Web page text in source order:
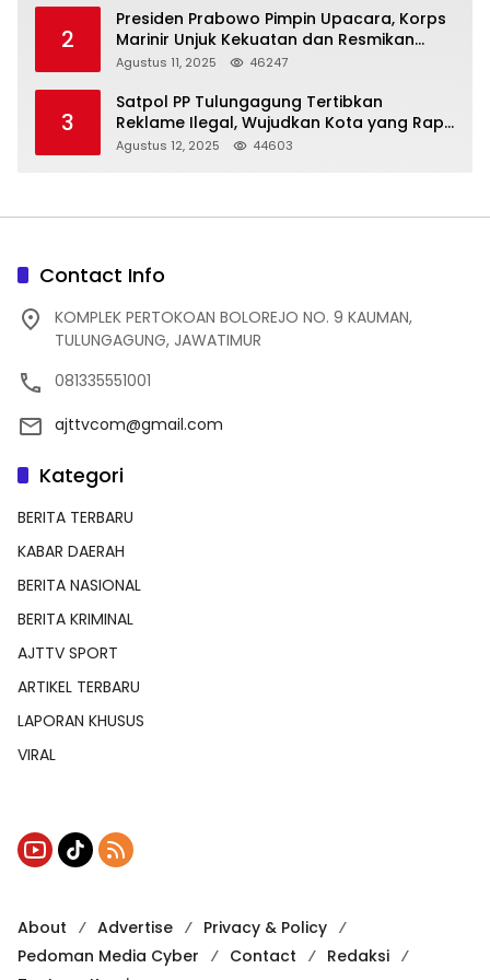
2
Presiden Prabowo Pimpin Upacara, Korps
Marinir Unjuk Kekuatan dan Resmikan
Struktur Baru
Agustus 11, 2025 46247
3
Satpol PP Tulungagung Tertibkan
Reklame Ilegal, Wujudkan Kota yang Rapi
dan Indah
Agustus 12, 2025 44603
Contact Info
KOMPLEK PERTOKOAN BOLOREJO NO. 9 KAUMAN,
TULUNGAGUNG, JAWATIMUR
081335551001
ajttvcom@gmail.com
Kategori
BERITA TERBARU
KABAR DAERAH
BERITA NASIONAL
BERITA KRIMINAL
AJTTV SPORT
ARTIKEL TERBARU
LAPORAN KHUSUS
VIRAL
About Advertise
Privacy & Policy
Pedoman Media Cyber
Contact
Redaksi